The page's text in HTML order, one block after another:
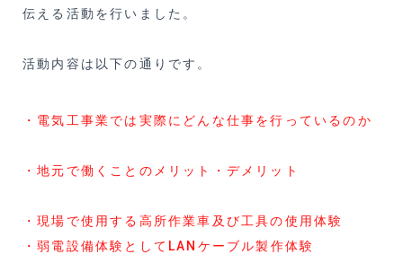
伝える活動を行いました。
活動内容は以下の通りです。
・電気工事業では実際にどんな仕事を行っているのか
・地元で働くことのメリット・デメリット
・現場で使用する高所作業車及び工具の使用体験
・弱電設備体験としてLANケーブル製作体験